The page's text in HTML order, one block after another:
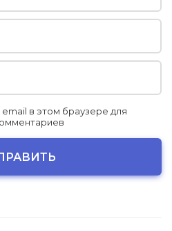
в этом браузере для